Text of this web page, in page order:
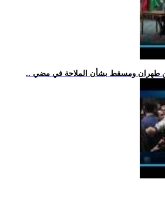
بين طهران ومسقط بشأن الملاحة في مضي